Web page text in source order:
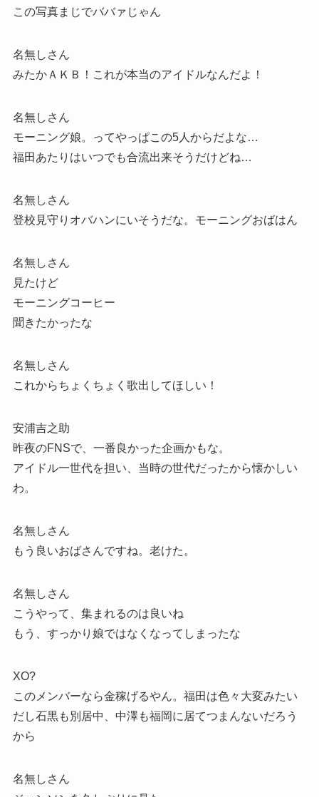
この写真まじでババァじゃん
名無しさん
みたかＡＫＢ！これが本当のアイドルなんだよ！
名無しさん
モーニング娘。ってやっぱこの5人からだよな…
福田あたりはいつでも合流出来そうだけどね…
名無しさん
登校見守りオバハンにいそうだな。モーニングおばはん
名無しさん
見たけど
モーニングコーヒー
聞きたかったな
名無しさん
これからちょくちょく歌出してほしい！
安浦吉之助
昨夜のFNSで、一番良かった企画かもな。
アイドル一世代を担い、当時の世代だったから懐かしい
わ。
名無しさん
もう良いおばさんですね。老けた。
名無しさん
こうやって、集まれるのは良いね
もう、すっかり娘ではなくなってしまったな
XO?
このメンバーなら金稼げるやん。福田は色々大変みたい
だし石黒も別居中、中澤も福岡に居てつまんないだろう
から
名無しさん